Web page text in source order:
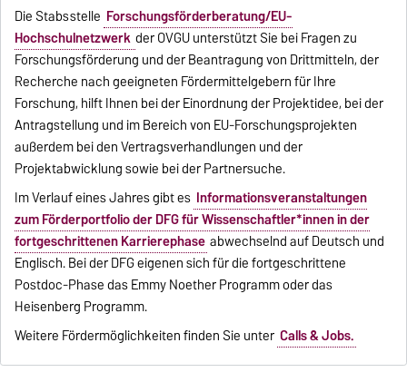
Die Stabsstelle Forschungsförderberatung/EU-
Hochschulnetzwerk der OVGU unterstützt Sie bei Fragen zu
Forschungsförderung und der Beantragung von Drittmitteln, der
Recherche nach geeigneten Fördermittelgebern für Ihre
Forschung, hilft Ihnen bei der Einordnung der Projektidee, bei der
Antragstellung und im Bereich von EU-Forschungsprojekten
außerdem bei den Vertragsverhandlungen und der
Projektabwicklung sowie bei der Partnersuche.
Im Verlauf eines Jahres gibt es Informationsveranstaltungen
zum Förderportfolio der DFG für Wissenschaftler*innen in der
fortgeschrittenen Karrierephase abwechselnd auf Deutsch und
Englisch. Bei der DFG eigenen sich für die fortgeschrittene
Postdoc-Phase das Emmy Noether Programm oder das
Heisenberg Programm.
Weitere Fördermöglichkeiten finden Sie unter Calls & Jobs.